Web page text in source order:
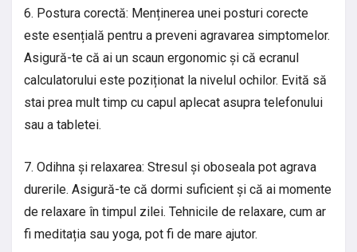
6. Postura corectă: Menținerea unei posturi corecte
este esențială pentru a preveni agravarea simptomelor.
Asigură-te că ai un scaun ergonomic și că ecranul
calculatorului este poziționat la nivelul ochilor. Evită să
stai prea mult timp cu capul aplecat asupra telefonului
sau a tabletei.
7. Odihna și relaxarea: Stresul și oboseala pot agrava
durerile. Asigură-te că dormi suficient și că ai momente
de relaxare în timpul zilei. Tehnicile de relaxare, cum ar
fi meditația sau yoga, pot fi de mare ajutor.